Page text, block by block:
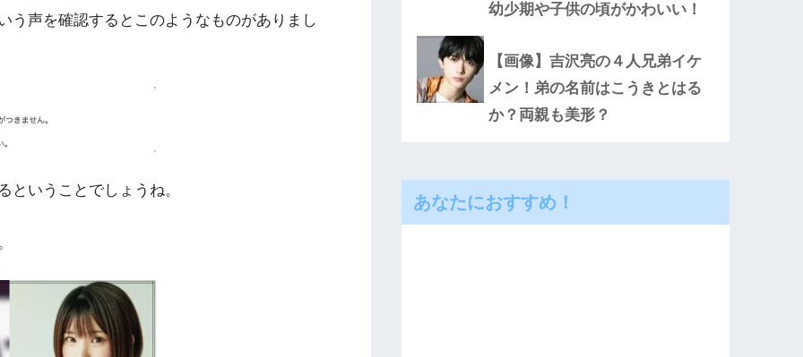
う声を確認するとこのようなものがありまし
ということでしょうね。
幼少期や子供の頃がかわいい！
【画像】吉沢亮の４人兄弟イケ
メン！弟の名前はこうきとはる
か？両親も美形？
あなたにおすすめ！